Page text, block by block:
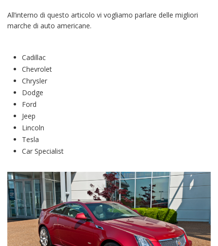
All’interno di questo articolo vi vogliamo parlare delle migliori
marche di auto americane.
Cadillac
Chevrolet
Chrysler
Dodge
Ford
Jeep
Lincoln
Tesla
Car Specialist